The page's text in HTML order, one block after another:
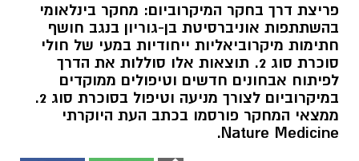
פריצת דרך בחקר המיקרוביום: מחקר בינלאומי
בהשתתפות אוניברסיטת בן-גוריון בנגב חושף
חתימות מיקרוביאליות ייחודיות במעי של חולי
סוכרת סוג 2. תוצאות אלו סוללות את הדרך
לפיתוח אבחונים חדשים וטיפולים ממוקדים
במיקרוביום לצורך מניעה וטיפול בסוכרת סוג 2.
ממצאי המחקר פורסמו בכתב העת היוקרתי
Nature Medicine.